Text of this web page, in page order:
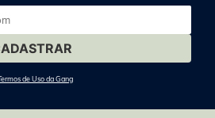
de Uso da Gang